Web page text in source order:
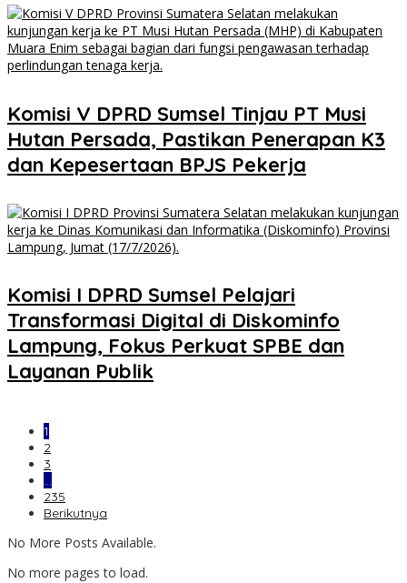
Komisi V DPRD Sumsel Tinjau PT Musi
Hutan Persada, Pastikan Penerapan K3
dan Kepesertaan BPJS Pekerja
Komisi I DPRD Sumsel Pelajari
Transformasi Digital di Diskominfo
Lampung, Fokus Perkuat SPBE dan
Layanan Publik
1
2
3
…
235
Berikutnya
No More Posts Available.
No more pages to load.